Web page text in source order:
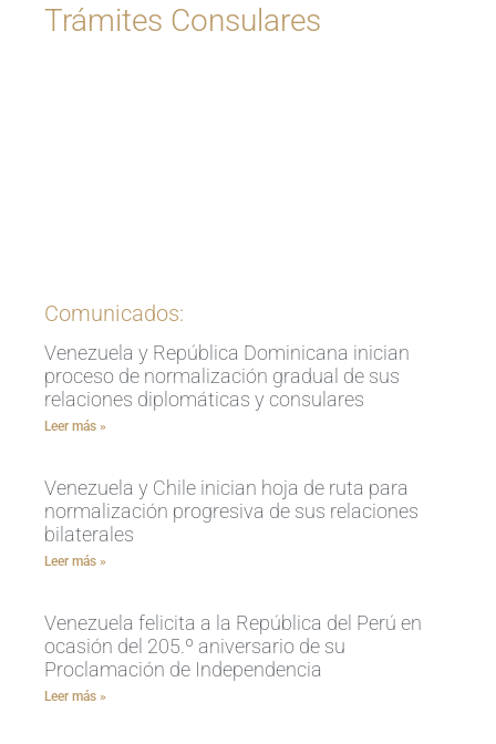
Trámites Consulares
Comunicados:
Venezuela y República Dominicana inician
proceso de normalización gradual de sus
relaciones diplomáticas y consulares
Leer más »
Venezuela y Chile inician hoja de ruta para
normalización progresiva de sus relaciones
bilaterales
Leer más »
Venezuela felicita a la República del Perú en
ocasión del 205.º aniversario de su
Proclamación de Independencia
Leer más »